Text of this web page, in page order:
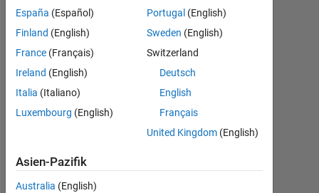
Please
login
to
endorse
this
in
a
España (Español)
Finland (English)
France (Français)
Ireland (English)
Italia (Italiano)
Luxembourg (English)
Portugal (English)
Sweden (English)
Switzerland
Deutsch
English
Français
United Kingdom (English)
Asien-Pazifik
Australia (English)